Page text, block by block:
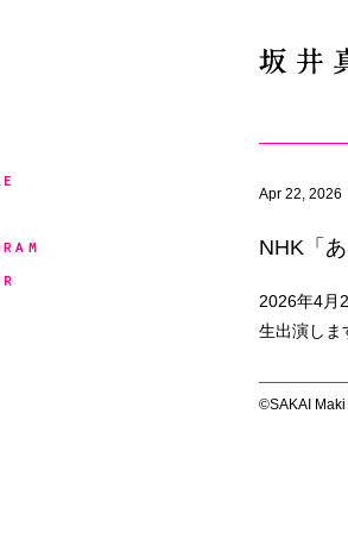
Apr 22, 2026
NHK「
2026年4月
生出演しま
©SAKAI Maki